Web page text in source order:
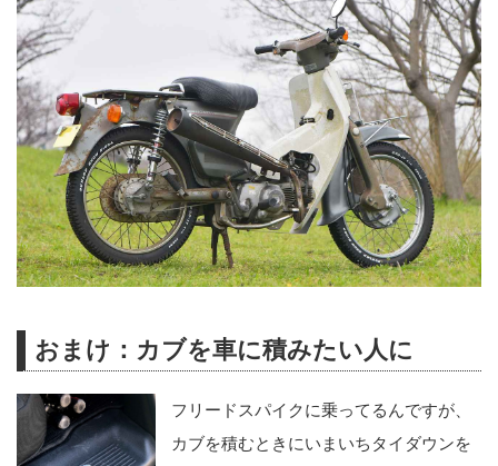
おまけ：カブを車に積みたい人に
フリードスパイクに乗ってるんですが、
カブを積むときにいまいちタイダウンを